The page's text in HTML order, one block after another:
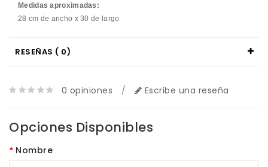
Medidas aproximadas:
28 cm de ancho x 30 de largo
RESEÑAS ( 0)
0 opiniones / Escribe una reseña
Opciones Disponibles
Nombre